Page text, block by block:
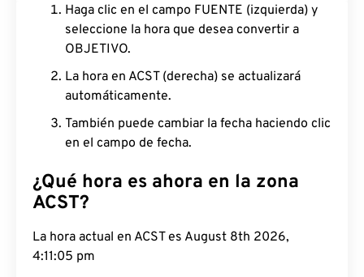
Haga clic en el campo FUENTE (izquierda) y
seleccione la hora que desea convertir a
OBJETIVO.
La hora en ACST (derecha) se actualizará
automáticamente.
También puede cambiar la fecha haciendo clic
en el campo de fecha.
¿Qué hora es ahora en la zona
ACST?
La hora actual en ACST es August 8th 2026,
4:11:06 pm